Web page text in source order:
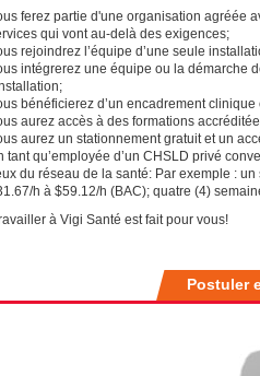
ferez partie d'une organisation agréée
qui vont au-delà des exigences;
rejoindrez l’équipe d’une seule
intégrerez une équipe ou la démarche
bénéficierez d’un encadrement
aurez accès à des formations
aurez un stationnement gratuit et un
tant qu’employée d’un CHSLD privé
du réseau de la santé: Par exemple :
h à $59.12/h (BAC); quatre (4)
à Vigi Santé est fait pour vous!
Postuler